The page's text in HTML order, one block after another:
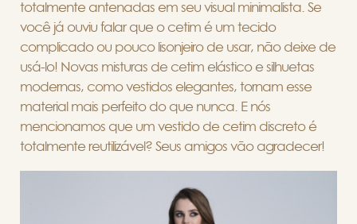
totalmente antenadas em seu visual minimalista. Se
você já ouviu falar que o cetim é um tecido
complicado ou pouco lisonjeiro de usar, não deixe de
usá-lo! Novas misturas de cetim elástico e silhuetas
modernas, como vestidos elegantes, tornam esse
material mais perfeito do que nunca. E nós
mencionamos que um vestido de cetim discreto é
totalmente reutilizável? Seus amigos vão agradecer!